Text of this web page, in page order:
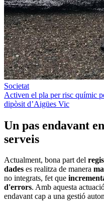
Societat
Activen el pla per risc químic
dipòsit d’Aigües Vic
Un pas endavant
serveis
Actualment, bona part del
dades es realitza de manera
no integrats, fet que
d'errors. Amb aquesta
endavant cap a una gestió